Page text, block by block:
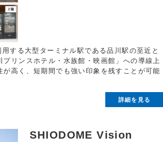
する大型ターミナル駅である品川駅の至近と
リンスホテル・水族館・映画館」への導線上
高く、短期間でも強い印象を残すことが可能
詳細を見る
SHIODOME Vision